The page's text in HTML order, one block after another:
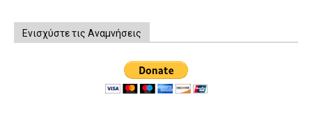
Ενισχύστε τις Αναμνήσεις